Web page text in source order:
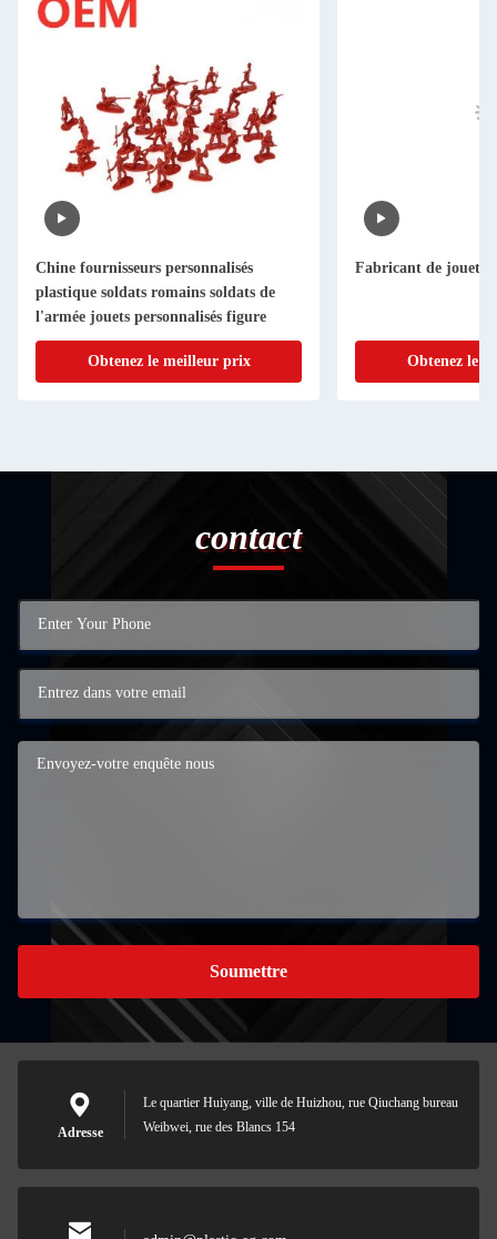
Chine fournisseurs personnalisés
plastique soldats romains soldats de
l'armée jouets personnalisés figure
Obtenez le meilleur prix
Fabricant de jouets
Obtenez le
contact
Soumettre
Adresse
Le quartier Huiyang, ville de Huizhou, rue Qiuchang bureau
Weibwei, rue des Blancs 154